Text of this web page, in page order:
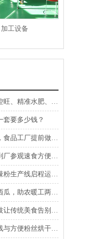
工设备
红薯高产三步走：科学控旺、精准水肥、病虫害预防
套要多少钱？
营养标签迎来重大修订，食品工厂提前做好规划
丽星机械欢迎新老客户到厂参观速食方便粉丝生产线
匠心交付！丽星成套酸辣粉生产线启程运往温县
丽星机械爱心收购滞销西瓜，助农暖工两不误
丽星粉丝粉条设备用科技让传统美食告别铝担忧
丽星机械**车粉丝生产线与方便粉丝烘干线装车发往东北